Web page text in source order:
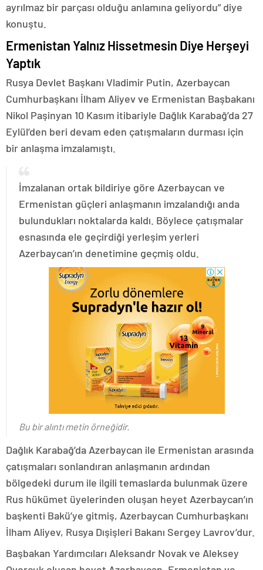
ayrılmaz bir parçası olduğu anlamına geliyordu” diye
konuştu.
Ermenistan Yalnız Hissetmesin Diye Herşeyi
Yaptık
Rusya Devlet Başkanı Vladimir Putin, Azerbaycan
Cumhurbaşkanı İlham Aliyev ve Ermenistan Başbakanı
Nikol Paşinyan 10 Kasım itibariyle Dağlık Karabağ’da 27
Eylül’den beri devam eden çatışmaların durması için
bir anlaşma imzalamıştı.
İmzalanan ortak bildiriye göre Azerbaycan ve
Ermenistan güçleri anlaşmanın imzalandığı anda
bulundukları noktalarda kaldı. Böylece çatışmalar
esnasında ele geçirdiği yerleşim yerleri
Azerbaycan’ın denetimine geçmiş oldu.
Bu bir alıntı metin örneğidir.
Dağlık Karabağ’da Azerbaycan ile Ermenistan arasında
çatışmaları sonlandıran anlaşmanın ardından
bölgedeki durum ile ilgili temaslarda bulunmak üzere
Rus hükümet üyelerinden oluşan heyet Azerbaycan’ın
başkenti Bakü’ye gitmiş, Azerbaycan Cumhurbaşkanı
İlham Aliyev, Rusya Dışişleri Bakanı Sergey Lavrov’dur.
Başbakan Yardımcıları Aleksandr Novak ve Aleksey